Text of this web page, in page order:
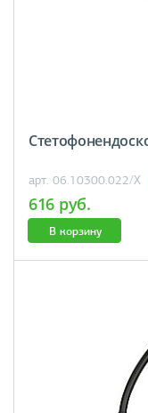
арт. 06.10300.022/X
616 руб.
В корзину